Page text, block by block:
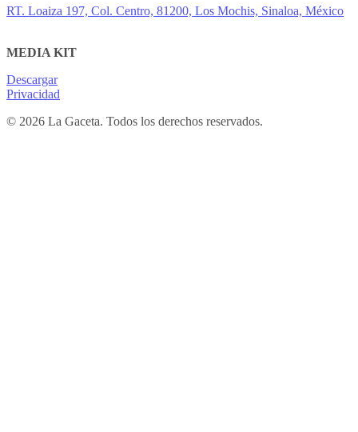
RT. Loaiza 197, Col. Centro, 81200, Los Mochis, Sinaloa, México
MEDIA KIT
Descargar
Privacidad
© 2026 La Gaceta. Todos los derechos reservados.